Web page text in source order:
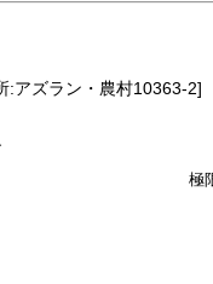
:アズラン・農村10363-2]
極